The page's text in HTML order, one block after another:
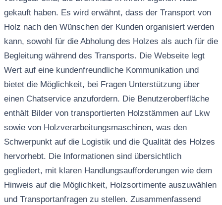
gekauft haben. Es wird erwähnt, dass der Transport von
Holz nach den Wünschen der Kunden organisiert werden
kann, sowohl für die Abholung des Holzes als auch für die
Begleitung während des Transports. Die Webseite legt
Wert auf eine kundenfreundliche Kommunikation und
bietet die Möglichkeit, bei Fragen Unterstützung über
einen Chatservice anzufordern. Die Benutzeroberfläche
enthält Bilder von transportierten Holzstämmen auf Lkw
sowie von Holzverarbeitungsmaschinen, was den
Schwerpunkt auf die Logistik und die Qualität des Holzes
hervorhebt. Die Informationen sind übersichtlich
gegliedert, mit klaren Handlungsaufforderungen wie dem
Hinweis auf die Möglichkeit, Holzsortimente auszuwählen
und Transportanfragen zu stellen. Zusammenfassend